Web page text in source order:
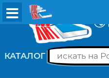
КАТАЛОГ